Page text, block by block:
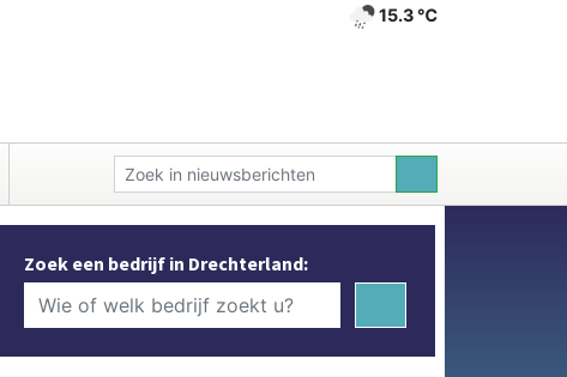
15.3 ℃
Zoek een bedrijf in Drechterland: